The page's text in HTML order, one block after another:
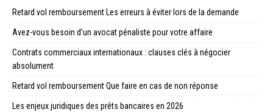
Retard vol remboursement Les erreurs à éviter lors de la demande
Avez-vous besoin d’un avocat pénaliste pour votre affaire
Contrats commerciaux internationaux : clauses clés à négocier
absolument
Retard vol remboursement Que faire en cas de non réponse
Les enjeux juridiques des prêts bancaires en 2026